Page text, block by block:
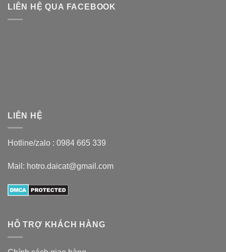
LIÊN HỆ QUA FACEBOOK
LIÊN HỆ
Hotline/zalo : 0984 665 339
Mail: hotro.daicat@gmail.com
HỖ TRỢ KHÁCH HÀNG